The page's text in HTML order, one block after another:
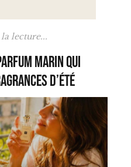
lecture...
marin qui
d’été